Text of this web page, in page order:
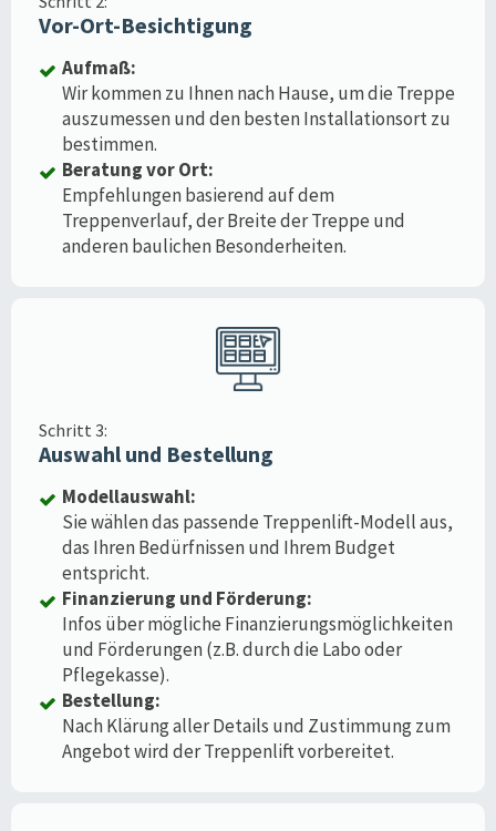
Vor-Ort-Besichtigung
Aufmaß:
Wir kommen zu Ihnen nach Hause, um die Treppe
auszumessen und den besten Installationsort zu
bestimmen.
Beratung vor Ort:
Empfehlungen basierend auf dem
Treppenverlauf, der Breite der Treppe und
anderen baulichen Besonderheiten.
Schritt 3:
Auswahl und Bestellung
Modellauswahl:
Sie wählen das passende Treppenlift-Modell aus,
das Ihren Bedürfnissen und Ihrem Budget
entspricht.
Finanzierung und Förderung:
Infos über mögliche Finanzierungsmöglichkeiten
und Förderungen (z.B. durch die Labo oder
Pflegekasse).
Bestellung:
Nach Klärung aller Details und Zustimmung zum
Angebot wird der Treppenlift vorbereitet.